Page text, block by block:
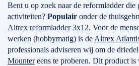
Bent u op zoek naar de reformladder
activiteiten? Populair onder de
Altrex reformladder 3x12. Voor de
werken (hobbymatig) is de Altrex
professionals adviseren wij om de
Mountereens te proberen. Dit product is